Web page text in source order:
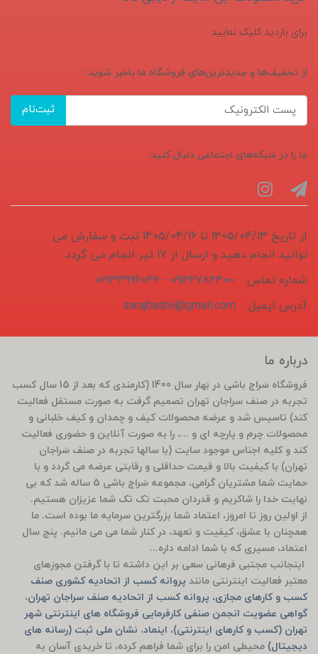
برای بازدید کلیک نمایید
از تخفیف‌ها و جدیدترین‌های فروشگاه ما باخبر شوید:
ثبت‌نام
ما را در شبکه‌های اجتماعی دنبال کنید:
از تاریخ 1405/04/13 تا 1405/04/16 ثبت و سفارش می
توانید انجام دهید و ارسال از 17 تیر انجام می گردد.
شماره تماس:
09122782300 - 02133996046
آدرس ایمیل:
sarajbashii@gmail.com
درباره ما
فروشگاه سَراج باشی در بَهار سال 1400 (کارمندی که بعد از 15 سال کسب
تجربه در صنف سراجان تهران تصمیم گرفت به صورت مستقل فعالیت
کند) تاسیس شد و عرضه محصولات کیف و چمدان و کیف خلبانی و
محصولات چرم و پارچه ای و ...، را به صورت آنلاین و حضوری فعالیت
کند و کلیه اجناس موجود سایت (با سالها تجربه در صنف سَراجان
تهران) با کیفیت بالا و قیمت حداقلی و رقابتی عرضه می گردد و با
حمایت شما مشتریان گرامی، مجموعه سَراج باشی 5 ساله شد که بی
نهایت خدا را شاکریم و قدردان محبت تک تک شما عزیزان هستیم.
از اولین روز تا امروز، اعتماد شما بزرگترین سرمایه ما بوده است. ما
همچنان با عشق، کیفیت و تعهد، در کنار شما می می مانیم. پنج سال
اعتماد، مسیری که با شما ادامه داره...
اینجانب مجتبی فرهانی سعی بر این داشته تا با گرفتن مجوزهای
معتبر فعالیت اینترنتی مانند پروانه کسب از اتحادیه کشوری صنف
کسب و کارهای مجازی، پروانه کسب از اتحادیه صنف سراجان تهران،
گواهی عضویت انجمن صنفی کارفرمایی فروشگاه های اینترنتی شهر
تهران (کسب و کارهای اینترنتی)، اینماد، نشان ملی ثبت (رسانه های
دیجیتال) محیطی امن را برای شما فراهم کرده، تا خریدی آسان به